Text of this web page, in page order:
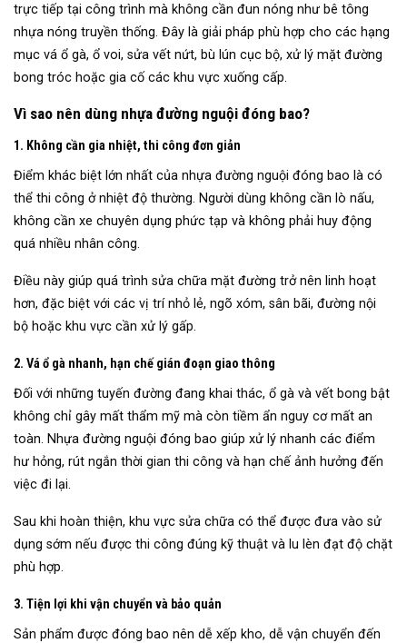
trực tiếp tại công trình mà không cần đun nóng như bê tông
nhựa nóng truyền thống. Đây là giải pháp phù hợp cho các hạng
mục vá ổ gà, ổ voi, sửa vết nứt, bù lún cục bộ, xử lý mặt đường
bong tróc hoặc gia cố các khu vực xuống cấp.
Vì sao nên dùng nhựa đường nguội đóng bao?
1. Không cần gia nhiệt, thi công đơn giản
Điểm khác biệt lớn nhất của nhựa đường nguội đóng bao là có
thể thi công ở nhiệt độ thường. Người dùng không cần lò nấu,
không cần xe chuyên dụng phức tạp và không phải huy động
quá nhiều nhân công.
Điều này giúp quá trình sửa chữa mặt đường trở nên linh hoạt
hơn, đặc biệt với các vị trí nhỏ lẻ, ngõ xóm, sân bãi, đường nội
bộ hoặc khu vực cần xử lý gấp.
2. Vá ổ gà nhanh, hạn chế gián đoạn giao thông
Đối với những tuyến đường đang khai thác, ổ gà và vết bong bật
không chỉ gây mất thẩm mỹ mà còn tiềm ẩn nguy cơ mất an
toàn. Nhựa đường nguội đóng bao giúp xử lý nhanh các điểm
hư hỏng, rút ngắn thời gian thi công và hạn chế ảnh hưởng đến
việc đi lại.
Sau khi hoàn thiện, khu vực sửa chữa có thể được đưa vào sử
dụng sớm nếu được thi công đúng kỹ thuật và lu lèn đạt độ chặt
phù hợp.
3. Tiện lợi khi vận chuyển và bảo quản
Sản phẩm được đóng bao nên dễ xếp kho, dễ vận chuyển đến